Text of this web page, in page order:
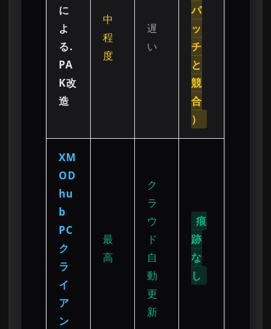
に
よ
る.
PA
K改
造
中
程
度
遅
い
パ
ッ
チ
と
競
合
）
XM
OD
hu
b
PC
ク
ラ
イ
ア
ン
最
高
ク
ラ
ウ
ド
自
動
更
新
痕
跡
な
し